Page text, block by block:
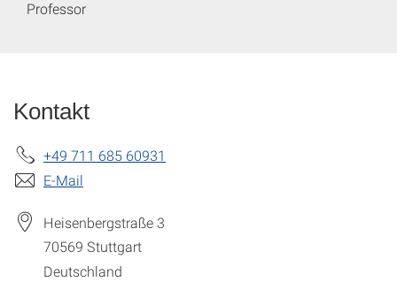
Professor
Kontakt
+49 711 685 60931
E-Mail
Heisenbergstraße 3
70569 Stuttgart
Deutschland